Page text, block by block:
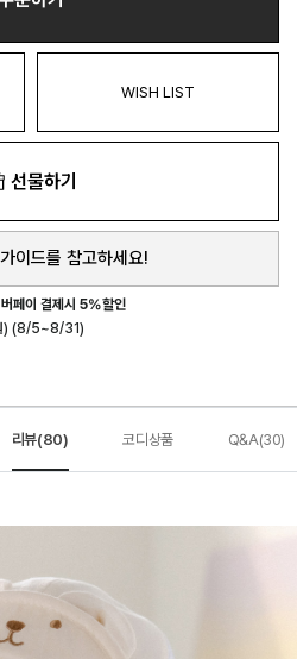
WISH LIST
선물하기
이드를 참고하세요!
페이 결제시 5%할인
) (8/5~8/31)
리뷰(80) 코디상품 Q&A(30)